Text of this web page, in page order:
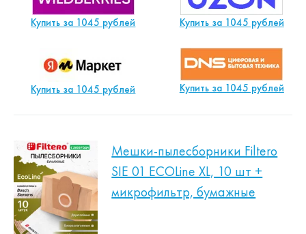
Купить за 1045 рублей Купить за 1045 рублей
Купить за 1045 рублей Купить за 1045 рублей
Мешки-пылесборники Filtero
SIE 01 ECOLine XL, 10 шт +
микрофильтр, бумажные